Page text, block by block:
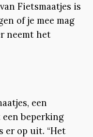
Fietsmaatjes is
of je mee mag
neemt het
een
beperking
er op uit. “Het